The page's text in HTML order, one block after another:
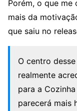
Porém, o que me
mais da
que saiu no
O centro
realmente
para a
parecerá mais